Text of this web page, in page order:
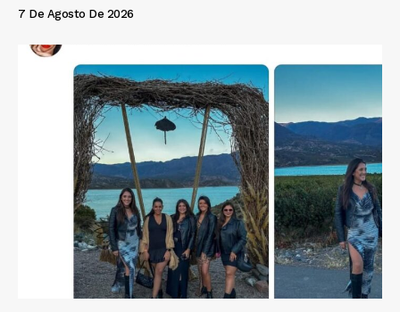
7 De Agosto De 2026